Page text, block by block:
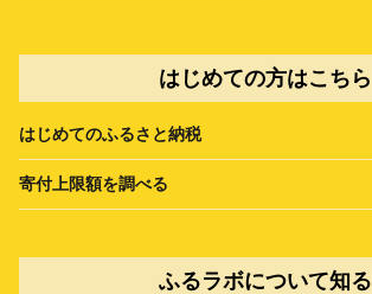
はじめての方はこちら
はじめてのふるさと納税
寄付上限額を調べる
ふるラボについて知る